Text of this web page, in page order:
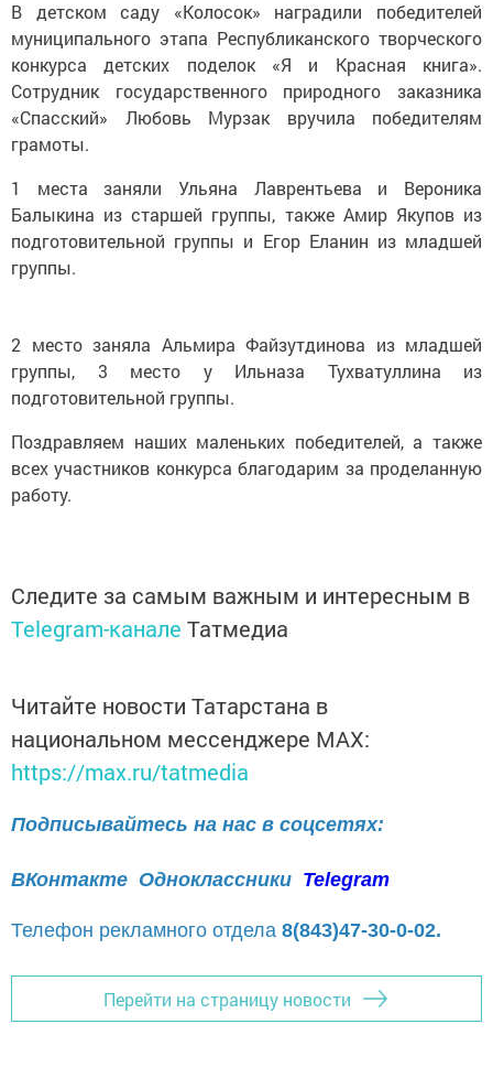
В детском саду «Колосок» наградили победителей
муниципального этапа Республиканского творческого
конкурса детских поделок «Я и Красная книга».
Сотрудник государственного природного заказника
«Спасский» Любовь Мурзак вручила победителям
грамоты.
1 места заняли Ульяна Лаврентьева и Вероника
Балыкина из старшей группы, также Амир Якупов из
подготовительной группы и Егор Еланин из младшей
группы.
2 место заняла Альмира Файзутдинова из младшей
группы, 3 место у Ильназа Тухватуллина из
подготовительной группы.
Поздравляем наших маленьких победителей, а также
всех участников конкурса благодарим за проделанную
работу.
Следите за самым важным и интересным в
Telegram-канале Татмедиа
Читайте новости Татарстана в
национальном мессенджере MАХ:
https://max.ru/tatmedia
Подписывайтесь на нас в соцсетях:
ВКонтакте Одноклассники Telegram
Телефон рекламного отдела 8(843)47-30-0-02.
Перейти на страницу новости